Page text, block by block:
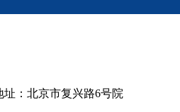
：北京市复兴路6号院